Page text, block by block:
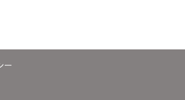
ー